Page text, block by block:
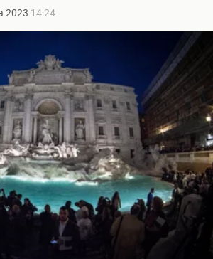
2023 14:24